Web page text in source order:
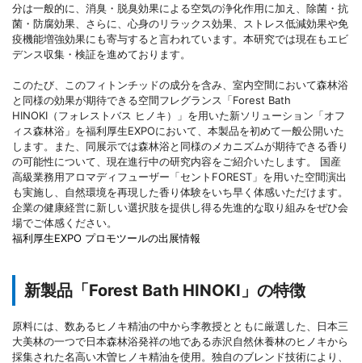
分は一般的に、消臭・脱臭効果による空気の浄化作用に加え、除菌・抗
菌・防腐効果、さらに、心身のリラックス効果、ストレス低減効果や免
疫機能増強効果にも寄与すると言われています。本研究では現在もエビ
デンス収集・検証を進めております。
このたび、このフィトンチッドの成分を含み、室内空間において森林浴
と同様の効果が期待できる空間フレグランス「Forest Bath
HINOKI（フォレストバス ヒノキ）」を用いた新ソリューション「オフ
ィス森林浴」を福利厚生EXPOにおいて、本製品を初めて一般公開いた
します。また、同展示では森林浴と同様のメカニズムが期待できる香り
の可能性について、現在進行中の研究内容をご紹介いたします。 国産
高級業務用アロマディフューザー「セントFOREST」を用いた空間演出
も実施し、自然環境を再現した香り体験をいち早く体感いただけます。
企業の健康経営に新しい選択肢を提供し得る先進的な取り組みをぜひ会
場でご体感ください。
福利厚生EXPO プロモツールの出展情報
新製品「Forest Bath HINOKI」の特徴
原料には、数あるヒノキ精油の中から李教授とともに厳選した、日本三
大美林の一つで日本森林浴発祥の地である赤沢自然休養林のヒノキから
採集された名高い木曽ヒノキ精油を使用。独自のブレンド技術により、